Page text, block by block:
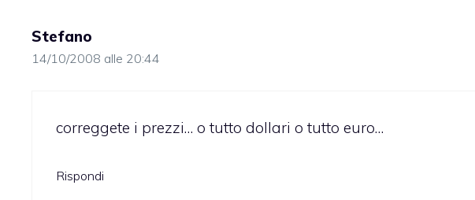
Stefano
14/10/2008 alle 20:44
correggete i prezzi… o tutto dollari o tutto euro…
Rispondi